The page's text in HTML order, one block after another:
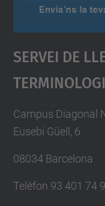
Servei De
Campus Diagonal
Eusebi Güell, 6
08034 Barcelona
Telèfon 93 401 74